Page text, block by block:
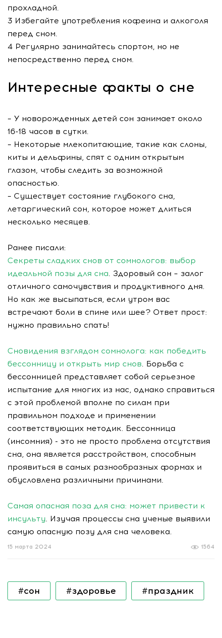
прохладной.
3 Избегайте употребления кофеина и алкоголя
перед сном.
4 Регулярно занимайтесь спортом, но не
непосредственно перед сном.
Интересные факты о сне
– У новорожденных детей сон занимает около
16-18 часов в сутки.
– Некоторые млекопитающие, такие как слоны,
киты и дельфины, спят с одним открытым
глазом, чтобы следить за возможной
опасностью.
– Существует состояние глубокого сна,
летаргический сон, которое может длиться
несколько месяцев.
Ранее писали:
Секреты сладких снов от сомнологов: выбор
идеальной позы для сна. Здоровый сон – залог
отличного самочувствия и продуктивного дня.
Но как же высыпаться, если утром вас
встречают боли в спине или шее? Ответ прост:
нужно правильно спать!
Сновидения взглядом сомнолога: как победить
бессонницу и открыть мир снов. Борьба с
бессонницей представляет собой серьезное
испытание для многих из нас, однако справиться
с этой проблемой вполне по силам при
правильном подходе и применении
соответствующих методик. Бессонница
(инсомния) - это не просто проблема отсутствия
сна, она является расстройством, способным
проявиться в самых разнообразных формах и
обусловлена различными причинами.
Самая опасная поза для сна: может привести к
инсульту. Изучая процессы сна ученые выявили
самую опасную позу для сна человека.
1564
15 марта 2024
#сон #здоровье #праздник